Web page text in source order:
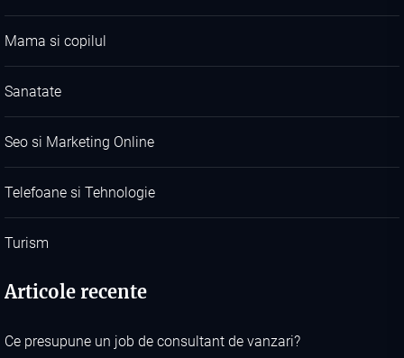
Mama si copilul
Sanatate
Seo si Marketing Online
Telefoane si Tehnologie
Turism
Articole recente
Ce presupune un job de consultant de vanzari?